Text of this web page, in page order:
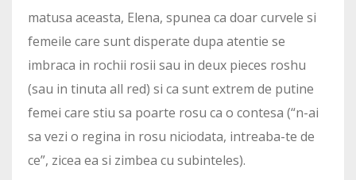
matusa aceasta, Elena, spunea ca doar curvele si
femeile care sunt disperate dupa atentie se
imbraca in rochii rosii sau in deux pieces roshu
(sau in tinuta all red) si ca sunt extrem de putine
femei care stiu sa poarte rosu ca o contesa (“n-ai
sa vezi o regina in rosu niciodata, intreaba-te de
ce”, zicea ea si zimbea cu subinteles).